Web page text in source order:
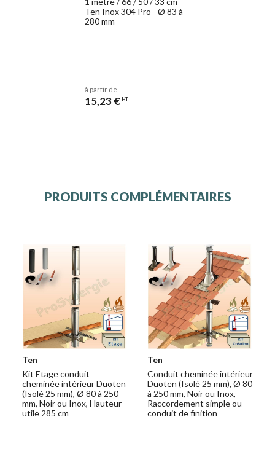
Ten Inox 304 Pro - Ø 83 à
280 mm
à partir de
15,23 € HT
PRODUITS COMPLÉMENTAIRES
Ten
Kit Etage conduit
cheminée intérieur Duoten
(Isolé 25 mm), Ø 80 à 250
mm, Noir ou Inox, Hauteur
utile 285 cm
Ten
Conduit cheminée intérieur
Duoten (Isolé 25 mm), Ø 80
à 250 mm, Noir ou Inox,
Raccordement simple ou
conduit de finition